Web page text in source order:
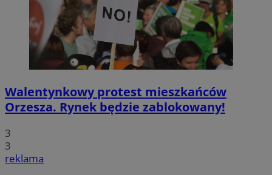
Walentynkowy protest mieszkańców
Orzesza. Rynek będzie zablokowany!
3
3
reklama